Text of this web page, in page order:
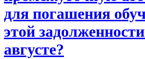
для погашения
этой
августе?